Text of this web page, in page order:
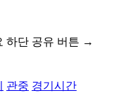
하단 공유 버튼 →
관중 경기시간